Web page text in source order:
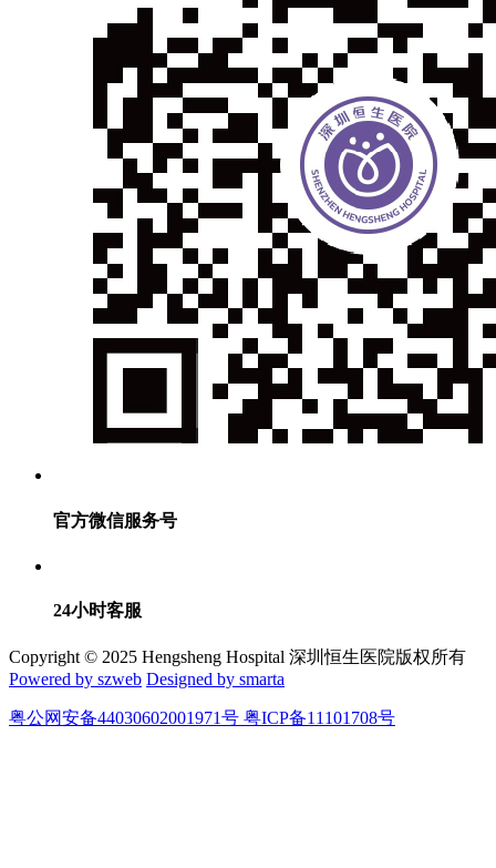
官方微信服务号